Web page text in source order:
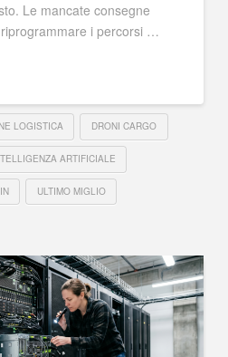
Le mancate consegne
i percorsi …
LOGISTICA DRONI CARGO
ARTIFICIALE
ULTIMO MIGLIO